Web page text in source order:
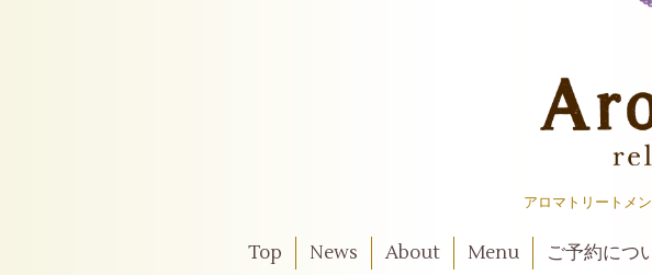
アロマトリートメ
Top News About Menu ご予約につ